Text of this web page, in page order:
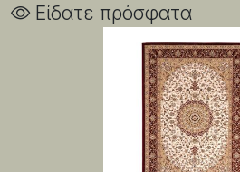
Είδατε πρόσφατα